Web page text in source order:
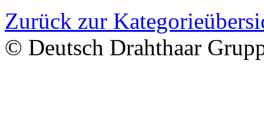
Zurück zur
© Deutsch Drahthaar